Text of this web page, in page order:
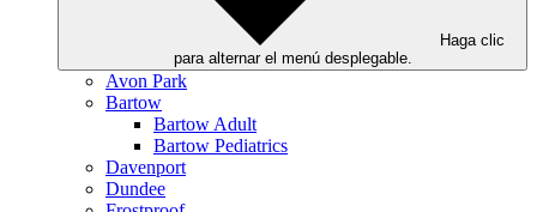
Haga clic
para alternar el menú desplegable.
Avon Park
Bartow
Bartow Adult
Bartow Pediatrics
Davenport
Dundee